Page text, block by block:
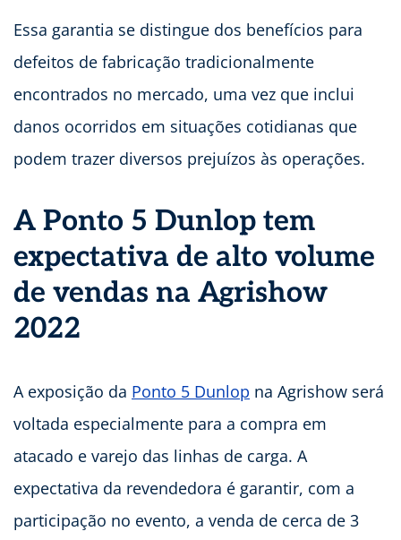
Essa garantia se distingue dos benefícios para
defeitos de fabricação tradicionalmente
encontrados no mercado, uma vez que inclui
danos ocorridos em situações cotidianas que
podem trazer diversos prejuízos às operações.
A Ponto 5 Dunlop tem
expectativa de alto volume
de vendas na Agrishow
2022
A exposição da Ponto 5 Dunlop na Agrishow será
voltada especialmente para a compra em
atacado e varejo das linhas de carga. A
expectativa da revendedora é garantir, com a
participação no evento, a venda de cerca de 3